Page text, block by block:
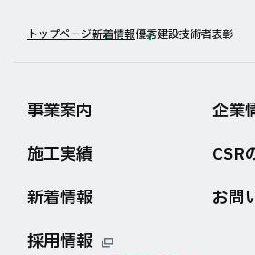
トップページ新着情報優秀建設技術者表彰
事業案内
企業
施工実績
CSR
新着情報
お問
採用情報